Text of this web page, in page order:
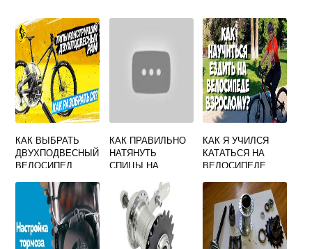
КАК ВЫБРАТЬ
ДВУХПОДВЕСНЫЙ
ВЕЛОСИПЕД
КАК ПРАВИЛЬНО
НАТЯНУТЬ
СПИЦЫ НА
ДОМАШНИХ
УСЛОВИЯХ
ВИДЕО
КАК Я УЧИЛСЯ
КАТАТЬСЯ НА
ВЕЛОСИПЕДЕ